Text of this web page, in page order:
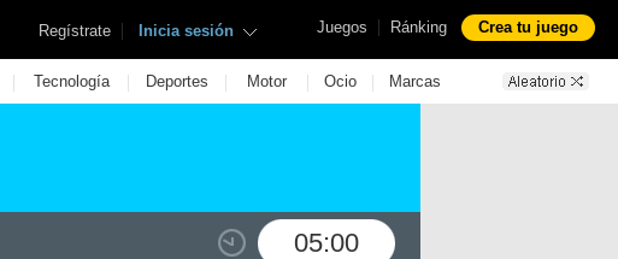
Juegos | Ránking Crea tu juego
Regístrate | Inicia sesión
| Tecnología | Deportes | Motor | Ocio | Marcas
05:00